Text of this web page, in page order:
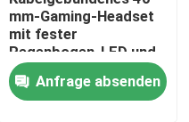
mm-Gaming-Headset
mit fester
Regenbogen-LED und
langem Mikrofon
Anfrage absenden